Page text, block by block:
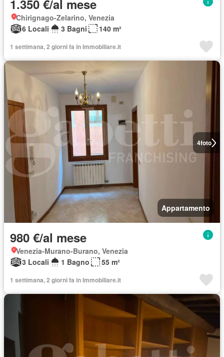
1.350 €/al mese
Chirignago-Zelarino, Venezia
6 Locali
3 Bagni 140 m²
1 settimana, 2 giorni fa in Immobiliare.it
4foto
Appartamento
980 €/al mese
Venezia-Murano-Burano, Venezia
3 Locali
1 Bagno 55 m²
1 settimana, 2 giorni fa in Immobiliare.it